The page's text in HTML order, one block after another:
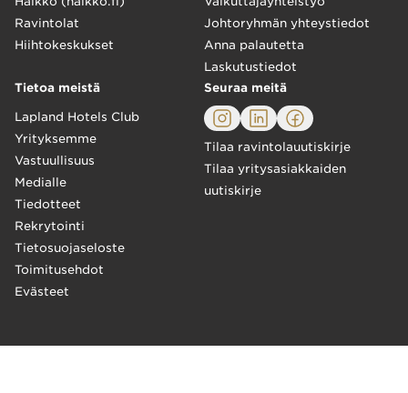
Ravintolat
Hiihtokeskukset
Johtoryhmän yhteystiedot
Anna palautetta
Laskutustiedot
Tietoa meistä
Lapland Hotels Club
Yrityksemme
Vastuullisuus
Medialle
Tiedotteet
Rekrytointi
Tietosuojaseloste
Toimitusehdot
Evästeet
Seuraa meitä
Tilaa ravintolauutiskirje
Tilaa yritysasiakkaiden
uutiskirje